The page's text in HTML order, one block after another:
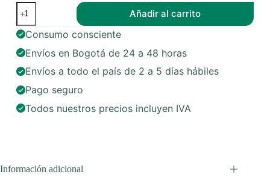
Líquido
azul
para
sanitario
•
Ahorra
Max
Blue
cantidad
Añadir al carrito
Consumo consciente
Envíos en Bogotá de 24 a 48 horas
Envíos a todo el país de 2 a 5 días hábiles
Pago seguro
Todos nuestros precios incluyen IVA
Información adicional